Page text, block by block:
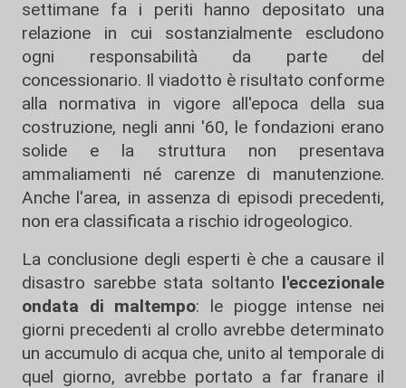
settimane fa i periti hanno depositato una
relazione in cui sostanzialmente escludono
ogni responsabilità da parte del
concessionario. Il viadotto è risultato conforme
alla normativa in vigore all'epoca della sua
costruzione, negli anni '60, le fondazioni erano
solide e la struttura non presentava
ammaliamenti né carenze di manutenzione.
Anche l'area, in assenza di episodi precedenti,
non era classificata a rischio idrogeologico.
La conclusione degli esperti è che a causare il
disastro sarebbe stata soltanto l'eccezionale
ondata di maltempo: le piogge intense nei
giorni precedenti al crollo avrebbe determinato
un accumulo di acqua che, unito al temporale di
quel giorno, avrebbe portato a far franare il